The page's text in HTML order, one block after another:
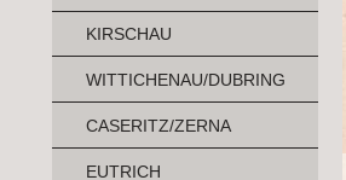
KIRSCHAU
WITTICHENAU/DUBRING
CASERITZ/ZERNA
EUTRICH